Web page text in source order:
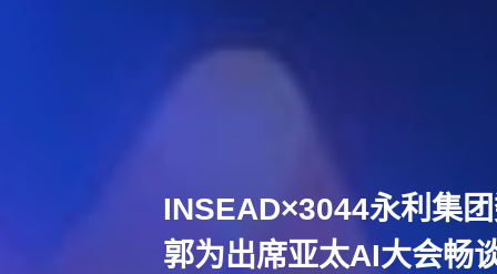
INSEAD×3044永利集
郭为出席亚太AI大会畅